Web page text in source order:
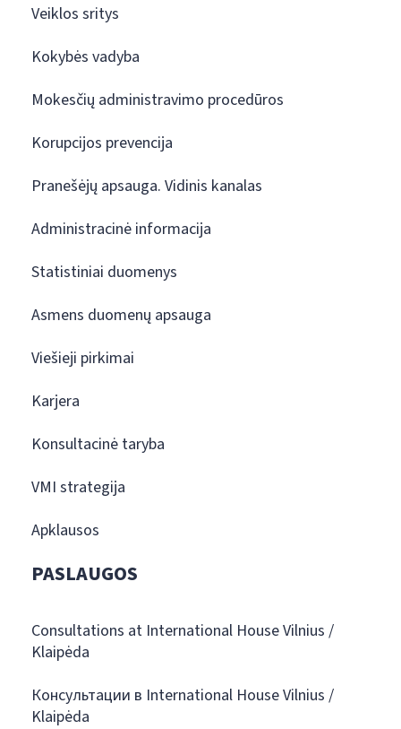
Veiklos sritys
Kokybės vadyba
Mokesčių administravimo procedūros
Korupcijos prevencija
Pranešėjų apsauga. Vidinis kanalas
Administracinė informacija
Statistiniai duomenys
Asmens duomenų apsauga
Viešieji pirkimai
Karjera
Konsultacinė taryba
VMI strategija
Apklausos
PASLAUGOS
Consultations at International House Vilnius /
Klaipėda
Консультации в International House Vilnius /
Klaipėda